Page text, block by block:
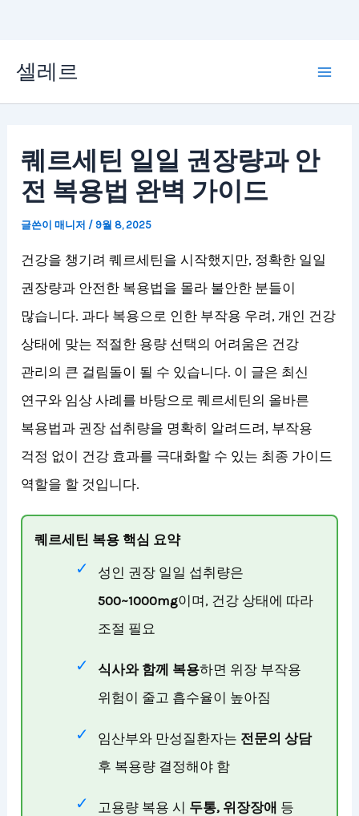
츠
셀레르
퀘르세틴 일일 권장량과 안
전 복용법 완벽 가이드
글쓴이매니저 / 9월 8, 2025
건강을 챙기려 퀘르세틴을 시작했지만, 정확한 일일
권장량과 안전한 복용법을 몰라 불안한 분들이
많습니다. 과다 복용으로 인한 부작용 우려, 개인 건강
상태에 맞는 적절한 용량 선택의 어려움은 건강
관리의 큰 걸림돌이 될 수 있습니다. 이 글은 최신
연구와 임상 사례를 바탕으로 퀘르세틴의 올바른
복용법과 권장 섭취량을 명확히 알려드려, 부작용
걱정 없이 건강 효과를 극대화할 수 있는 최종 가이드
역할을 할 것입니다.
퀘르세틴 복용 핵심 요약
성인 권장 일일 섭취량은
500~1000mg이며, 건강 상태에 따라
조절 필요
식사와 함께 복용하면 위장 부작용
위험이 줄고 흡수율이 높아짐
임산부와 만성질환자는 전문의 상담
후 복용량 결정해야 함
고용량 복용 시 두통, 위장장애 등